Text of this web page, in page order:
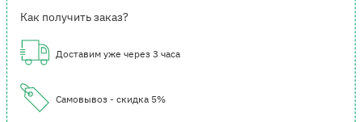
Как получить заказ?
Доставим уже через 3 часа
Самовывоз - скидка 5%